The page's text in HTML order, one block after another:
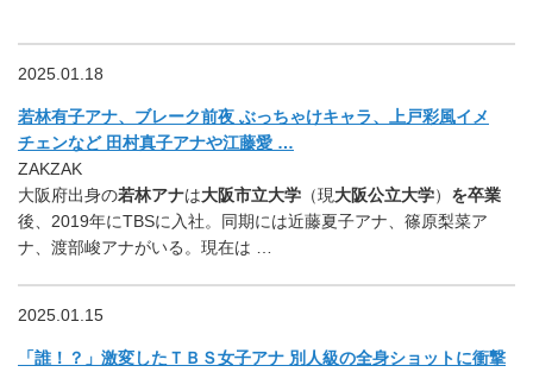
2025.01.18
若林有子アナ、ブレーク前夜 ぶっちゃけキャラ、上戸彩風イメ
チェンなど 田村真子アナや江藤愛 …
ZAKZAK
大阪府出身の若林アナは大阪市立大学 （現大阪公立大学） を卒業
後、2019年にTBSに入社。同期には近藤夏子アナ、篠原梨菜ア
ナ、渡部峻アナがいる。現在は …
2025.01.15
「誰！？」激変したＴＢＳ女子アナ 別人級の全身ショットに衝撃